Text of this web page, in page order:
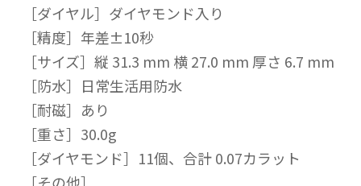
［ダイヤル］ダイヤモンド入り
［精度］年差±10秒
［サイズ］縦 31.3 mm 横 27.0 mm 厚さ 6.7 mm
［防水］日常生活用防水
［耐磁］あり
［重さ］30.0g
［ダイヤモンド］11個、合計 0.07カラット
［その他］